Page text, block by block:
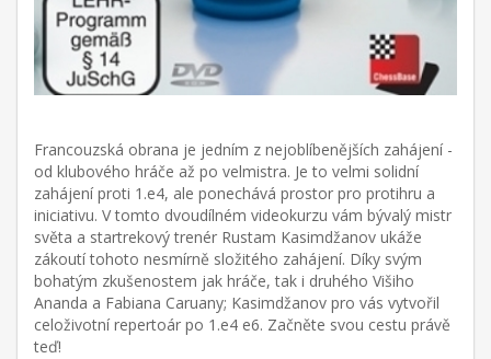
Francouzská obrana je jedním z nejoblíbenějších zahájení -
od klubového hráče až po velmistra. Je to velmi solidní
zahájení proti 1.e4, ale ponechává prostor pro protihru a
iniciativu. V tomto dvoudílném videokurzu vám bývalý mistr
světa a startrekový trenér Rustam Kasimdžanov ukáže
zákoutí tohoto nesmírně složitého zahájení. Díky svým
bohatým zkušenostem jak hráče, tak i druhého Višiho
Ananda a Fabiana Caruany; Kasimdžanov pro vás vytvořil
celoživotní repertoár po 1.e4 e6. Začněte svou cestu právě
teď!